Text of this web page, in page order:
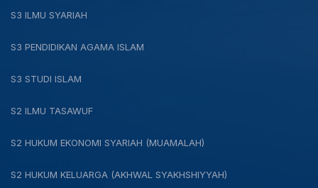
S3 ILMU SYARIAH
S3 PENDIDIKAN AGAMA ISLAM
S3 STUDI ISLAM
S2 ILMU TASAWUF
S2 HUKUM EKONOMI SYARIAH (MUAMALAH)
S2 HUKUM KELUARGA (AKHWAL SYAKHSHIYYAH)